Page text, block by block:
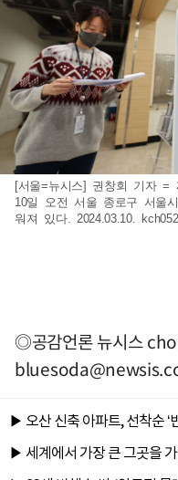
[서울=뉴시스] 권창회 기자
10일 오전 서울 종로구 서울
워져 있다. 2024.03.10.
◎공감언론 뉴시스